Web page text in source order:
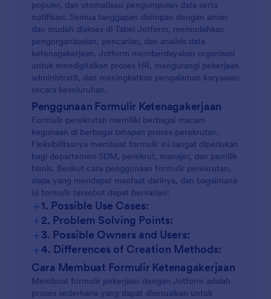
populer, dan otomatisasi pengumpulan data serta
notifikasi. Semua tanggapan disimpan dengan aman
dan mudah diakses di Tabel Jotform, memudahkan
pengorganisasian, pencarian, dan analisis data
ketenagakerjaan. Jotform memberdayakan organisasi
untuk mendigitalkan proses HR, mengurangi pekerjaan
administratif, dan meningkatkan pengalaman karyawan
secara keseluruhan.
Penggunaan Formulir Ketenagakerjaan
Formulir perekrutan memiliki berbagai macam
kegunaan di berbagai tahapan proses perekrutan.
Fleksibilitasnya membuat formulir ini sangat diperlukan
bagi departemen SDM, perekrut, manajer, dan pemilik
bisnis. Berikut cara penggunaan formulir perekrutan,
siapa yang mendapat manfaat darinya, dan bagaimana
isi formulir tersebut dapat bervariasi:
+1. Possible Use Cases:
+2. Problem Solving Points:
+3. Possible Owners and Users:
+4. Differences of Creation Methods:
Cara Membuat Formulir Ketenagakerjaan
Membuat formulir pekerjaan dengan Jotform adalah
proses sederhana yang dapat disesuaikan untuk